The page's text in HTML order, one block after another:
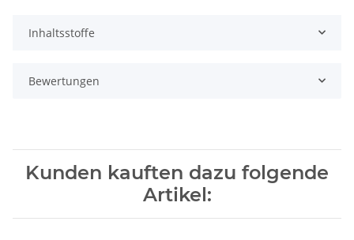
Inhaltsstoffe
Bewertungen
Kunden kauften dazu folgende
Artikel: